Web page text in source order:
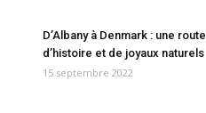
D’Albany à Denmark : une route
d’histoire et de joyaux naturels
15 septembre 2022